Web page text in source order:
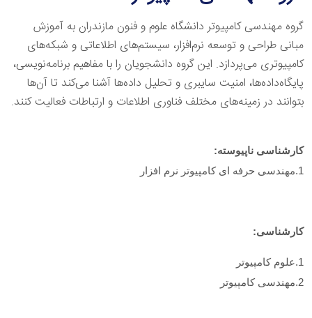
گروه مهندسی کامپیوتر دانشگاه علوم و فنون مازندران به آموزش
مبانی طراحی و توسعه نرم‌افزار، سیستم‌های اطلاعاتی و شبکه‌های
کامپیوتری می‌پردازد. این گروه دانشجویان را با مفاهیم برنامه‌نویسی،
پایگاه‌داده‌ها، امنیت سایبری و تحلیل داده‌ها آشنا می‌کند تا آن‌ها
بتوانند در زمینه‌های مختلف فناوری اطلاعات و ارتباطات فعالیت کنند.
کارشناسی ناپیوسته:
1.مهندسی حرفه ای کامپیوتر نرم افزار
کارشناسی:
1.علوم کامپیوتر
2.مهندسی کامپیوتر